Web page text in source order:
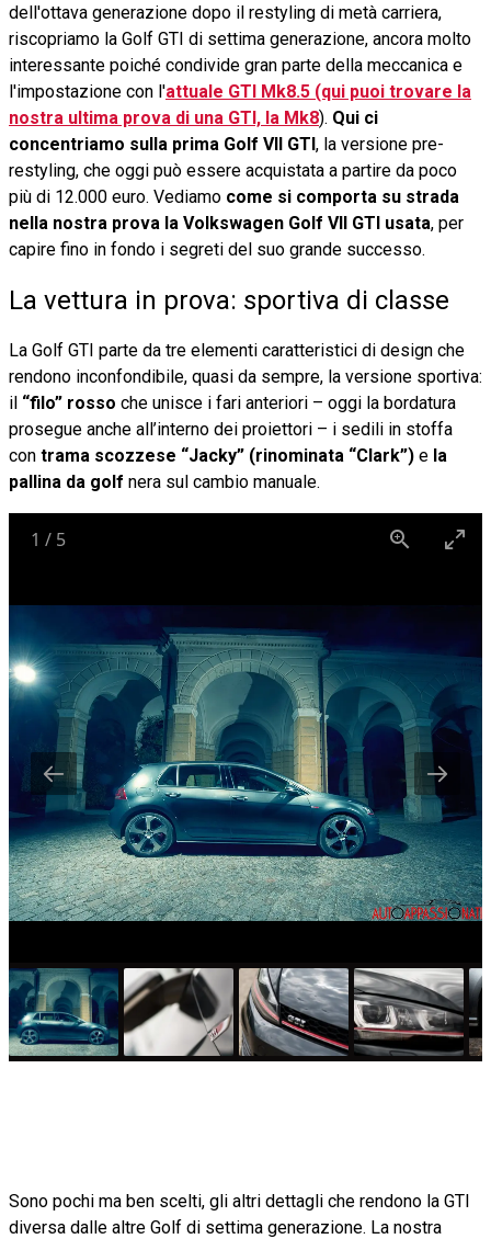
dell'ottava generazione dopo il restyling di metà carriera,
riscopriamo la Golf GTI di settima generazione, ancora molto
interessante poiché condivide gran parte della meccanica e
l'impostazione con l'attuale GTI Mk8.5 (qui puoi trovare la
nostra ultima prova di una GTI, la Mk8). Qui ci
concentriamo sulla prima Golf VII GTI, la versione pre-
restyling, che oggi può essere acquistata a partire da poco
più di 12.000 euro. Vediamo come si comporta su strada
nella nostra prova la Volkswagen Golf VII GTI usata, per
capire fino in fondo i segreti del suo grande successo.
La vettura in prova: sportiva di classe
La Golf GTI parte da tre elementi caratteristici di design che
rendono inconfondibile, quasi da sempre, la versione sportiva:
il “filo” rosso che unisce i fari anteriori – oggi la bordatura
prosegue anche all’interno dei proiettori – i sedili in stoffa
con trama scozzese “Jacky” (rinominata “Clark”) e la
pallina da golf nera sul cambio manuale.
1 / 5
Sono pochi ma ben scelti, gli altri dettagli che rendono la GTI
diversa dalle altre Golf di settima generazione. La nostra